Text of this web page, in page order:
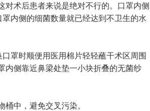
术后患者来说是绝对不行的。口罩内侧
内侧的细菌数量就已经达到不卫生的水
罩时顺便用医用棉片轻轻蘸干术区周围
内侧靠近鼻梁处垫一小块折叠的无菌纱
中，避免交叉污染。